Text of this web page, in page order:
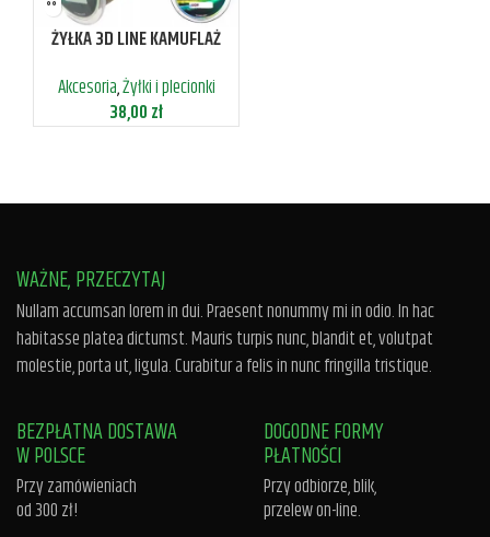
ŻYŁKA 3D LINE KAMUFLAŻ
Akcesoria,Żyłki i plecionki
38,00zł
WAŻNE, PRZECZYTAJ
Nullam accumsan lorem in dui. Praesent nonummy mi in odio. In hac
habitasse platea dictumst. Mauris turpis nunc, blandit et, volutpat
molestie, porta ut, ligula. Curabitur a felis in nunc fringilla tristique.
BEZPŁATNA DOSTAWA
W POLSCE
Przy zamówieniach
od 300 zł!
DOGODNE FORMY
PŁATNOŚCI
Przy odbiorze, blik,
przelew on-line.